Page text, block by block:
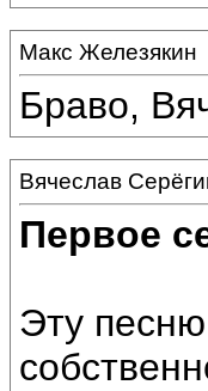
Макс Железякин
Браво,
Вячеслав
Первое
Эту